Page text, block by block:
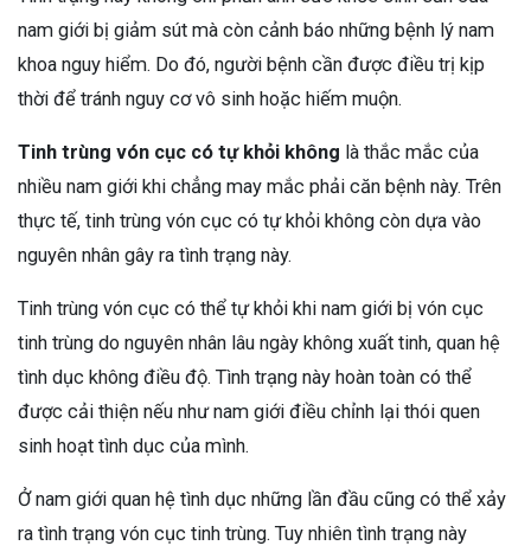
nam giới bị giảm sút mà còn cảnh báo những bệnh lý nam
khoa nguy hiểm. Do đó, người bệnh cần được điều trị kịp
thời để tránh nguy cơ vô sinh hoặc hiếm muộn.
Tinh trùng vón cục có tự khỏi không là thắc mắc của
nhiều nam giới khi chẳng may mắc phải căn bệnh này. Trên
thực tế, tinh trùng vón cục có tự khỏi không còn dựa vào
nguyên nhân gây ra tình trạng này.
Tinh trùng vón cục có thể tự khỏi khi nam giới bị vón cục
tinh trùng do nguyên nhân lâu ngày không xuất tinh, quan hệ
tình dục không điều độ. Tình trạng này hoàn toàn có thể
được cải thiện nếu như nam giới điều chỉnh lại thói quen
sinh hoạt tình dục của mình.
Ở nam giới quan hệ tình dục những lần đầu cũng có thể xảy
ra tình trạng vón cục tinh trùng. Tuy nhiên tình trạng này